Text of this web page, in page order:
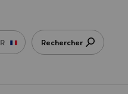
Rechercher